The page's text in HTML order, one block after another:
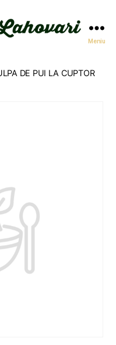
Meniu
DE PUI LA CUPTOR